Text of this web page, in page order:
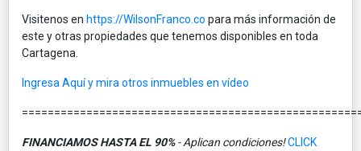
Visitenos en https://WilsonFranco.co para más información de
este y otras propiedades que tenemos disponibles en toda
Cartagena.
Ingresa Aquí y mira otros inmuebles en vídeo
FINANCIAMOS HASTA EL 90%- Aplican condiciones!CLICK